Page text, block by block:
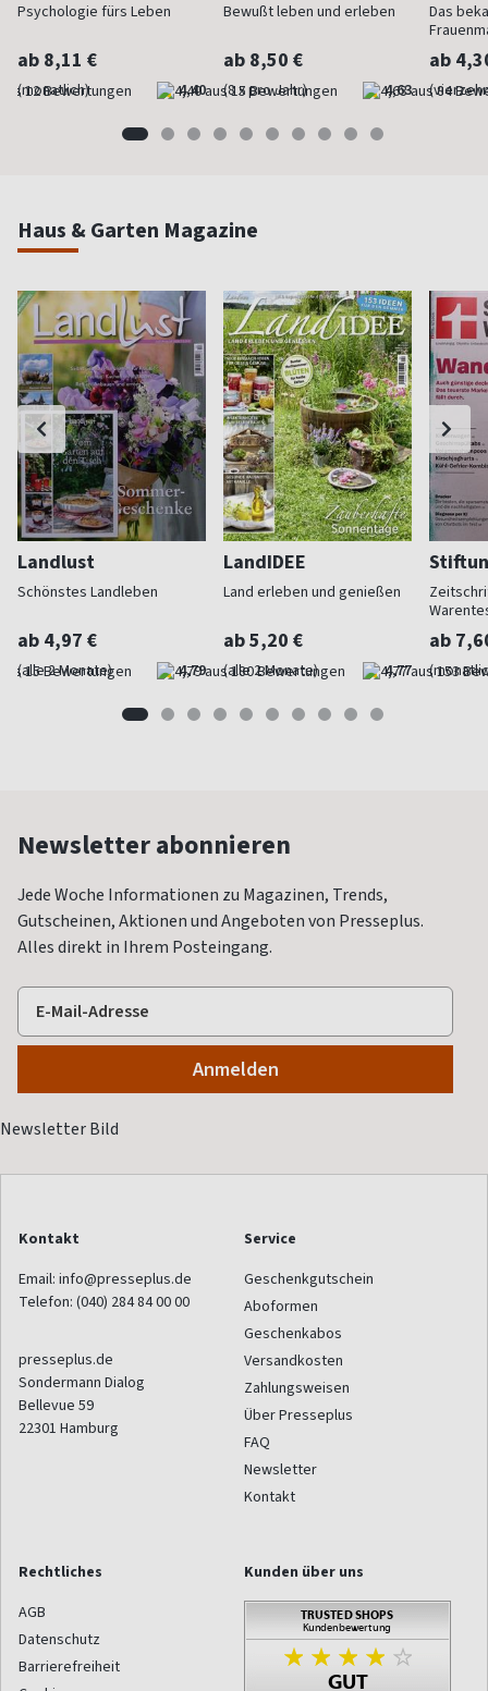
Psychologie fürs Leben
ab 8,11 €
(monatlich) 4,40
Bewußt leben und erleben
ab 8,50 €
(8 x pro Jahr) 4,63
Das
ab
Haus & Garten Magazine
Landlust
Schönstes Landleben
ab 4,97 €
(alle 2 Monate) 4,79
LandIDEE
Land erleben und genießen
ab 5,20 €
(alle 2 Monate) 4,77
ab
Newsletter abonnieren
Jede Woche Informationen zu Magazinen, Trends,
Gutscheinen, Aktionen und Angeboten von Presseplus.
Alles direkt in Ihrem Posteingang.
Kontakt
Email: info@presseplus.de
Telefon: (040) 284 84 00 00
presseplus.de
Sondermann Dialog
Bellevue 59
22301 Hamburg
Service
Geschenkgutschein
Aboformen
Geschenkabos
Versandkosten
Zahlungsweisen
Über Presseplus
FAQ
Newsletter
Kontakt
Rechtliches
AGB
Datenschutz
Barrierefreiheit
Kunden über uns